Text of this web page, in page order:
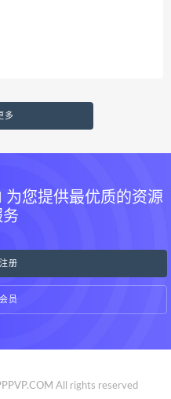
多
为您提供最优质的资源
册
员
All rights reserved